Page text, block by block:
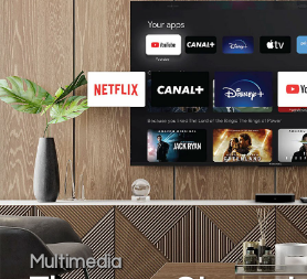
Multimedia